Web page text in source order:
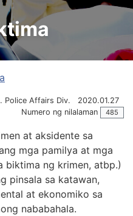
Police Affairs Div.
2020.01.27
Numero ng nilalaman
485
at aksidente sa
mga pamilya at mga
biktima ng krimen, atbp.)
pinsala sa katawan,
at ekonomiko sa
nababahala.